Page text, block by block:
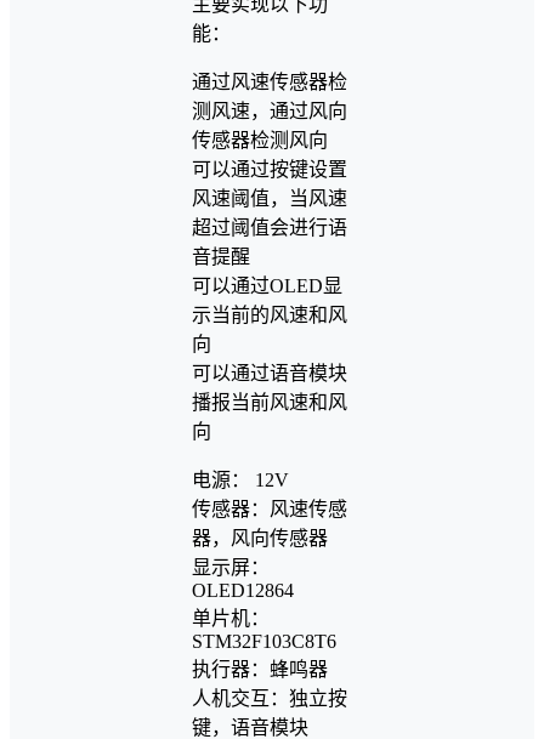
能：
通过风速传感器检
测风速，通过风向
传感器检测风向
可以通过按键设置
风速阈值，当风速
超过阈值会进行语
音提醒
可以通过OLED显
示当前的风速和风
向
可以通过语音模块
播报当前风速和风
向
电源： 12V
传感器：风速传感
器，风向传感器
显示屏：
OLED12864
单片机：
STM32F103C8T6
执行器：蜂鸣器
人机交互：独立按
键，语音模块